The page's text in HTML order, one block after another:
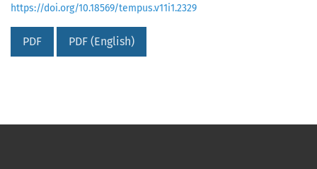
https://doi.org/10.18569/tempus.v11i1.2329
PDF PDF (English)